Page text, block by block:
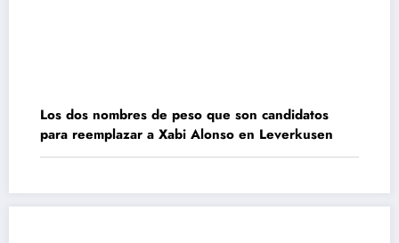
Los dos nombres de peso que son candidatos
para reemplazar a Xabi Alonso en Leverkusen